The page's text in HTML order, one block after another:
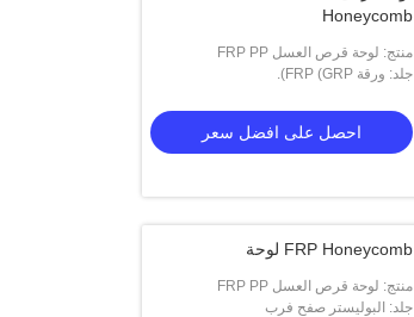
Honeycomb
منتج: لوحة قرص العسل FRP PP
جلد: ورقة FRP (GRP).
احصل على افضل سعر
FRP Honeycomb لوحة
منتج: لوحة قرص العسل FRP PP
جلد: البوليستر صفح فرب